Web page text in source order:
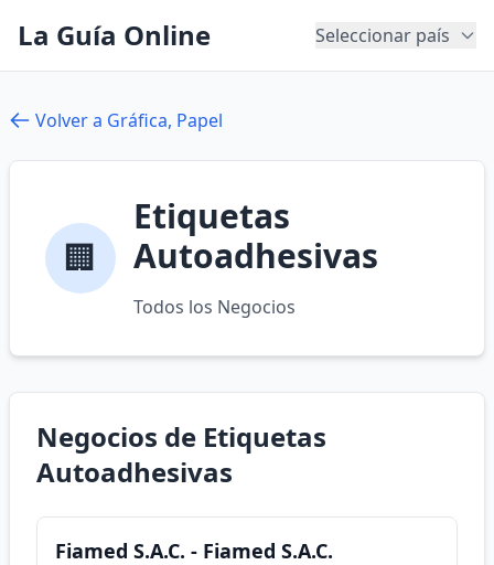
La Guía Online Seleccionar país
Volver a Gráfica, Papel
🏢
Etiquetas
Autoadhesivas
Todos los Negocios
Negocios de Etiquetas
Autoadhesivas
Fiamed S.A.C. - Fiamed S.A.C.